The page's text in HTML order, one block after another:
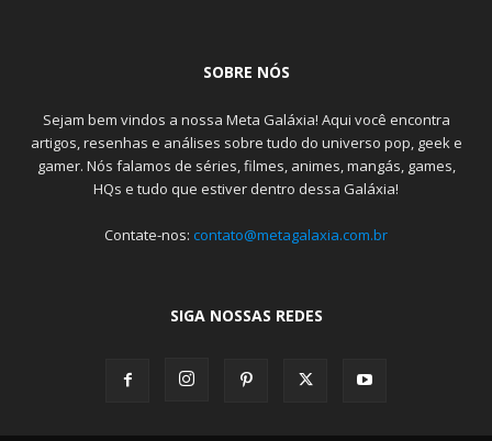
SOBRE NÓS
Sejam bem vindos a nossa Meta Galáxia! Aqui você encontra
artigos, resenhas e análises sobre tudo do universo pop, geek e
gamer. Nós falamos de séries, filmes, animes, mangás, games,
HQs e tudo que estiver dentro dessa Galáxia!
Contate-nos: contato@metagalaxia.com.br
SIGA NOSSAS REDES